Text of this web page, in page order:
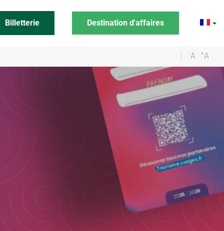
Billetterie Destination d'affaires
-A +A